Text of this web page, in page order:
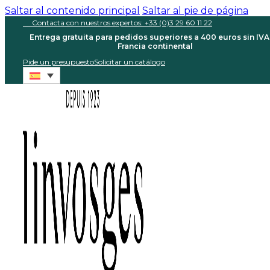
Saltar al contenido principal Saltar al pie de página
Contacta con nuestros expertos: +33 (0)3 29 60 11 22
Entrega gratuita para pedidos superiores a 400 euros sin IVA
Francia continental
Pide un presupuestoSolicitar un catálogo